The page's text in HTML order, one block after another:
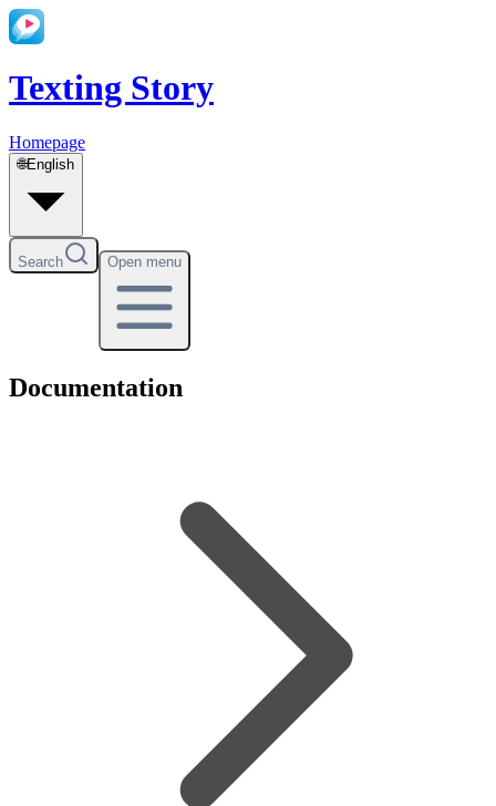
Texting Story
Homepage
🌐English
Search Open menu
Documentation